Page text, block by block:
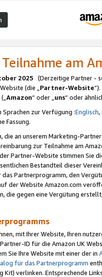
am
2025 (Derzeitige Partner -
(die „Partner-Website
Amazon“ oder „uns“ oder
zur Verfügung :Englisch,
Fassung.
die an unserem Marketing-
zur Teilnahme am
Partner-Website stimmen Sie
Bestandteil dieser
Partnerprogramm, den
der Website Amazon.com
die gegen eine Vergütung
mit Ihrer Website, Ihren
ID für die Amazon UK
Sie Ihre Website mit einer der in
für das Partnerprogramm
Kit) verlinken. Entsprechende